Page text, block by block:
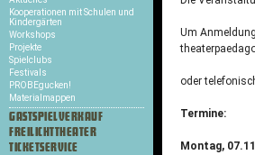
Kooperationen mit Schulen und
Kindergärten
Workshops
Projekte
Spielclubs
Festivals
PROBEgucken!
Materialmappen
GASTSPIELVERKAUF
FREILICHTTHEATER
TICKETSERVICE
Um
oder
Termine:
Montag,